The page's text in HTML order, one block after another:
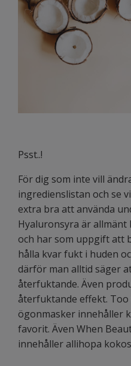
Psst..!
För dig som inte vill
ingredienslistan och se
extra bra att använda
Hyaluronsyra är
och har som uppgift att
hålla kvar fukt i huden
därför man alltid säger
återfuktande. Även
återfuktande effekt. Too
ögonmasker innehåller
favorit. Även When
innehåller allihopa